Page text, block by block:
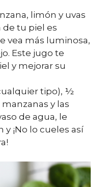
limón y uvas
de tu piel es
vea más luminosa,
Este jugo te
y mejorar su
tipo), ½
manzanas y las
de agua, le
¡No lo cueles así